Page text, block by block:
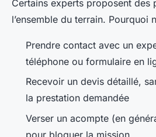
Certains experts proposent des
l’ensemble du terrain. Pourquoi
Prendre contact avec un
téléphone ou formulaire en
Recevoir un devis détaillé,
la prestation demandée
Verser un acompte (en
pour bloquer la mission